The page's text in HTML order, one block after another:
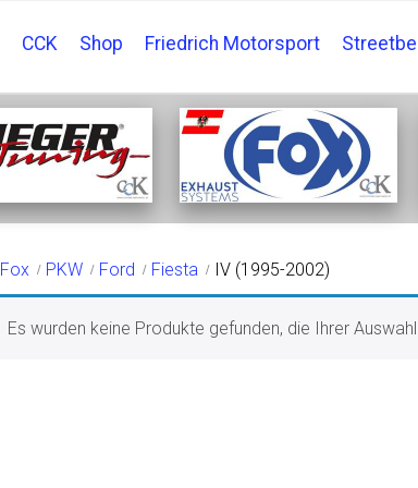
CCK Shop Friedrich Motorsport
IV (1995-2002)
Fox PKW Ford Fiesta IV (1995-2002)
Es wurden keine Produkte gefunden, die Ihrer